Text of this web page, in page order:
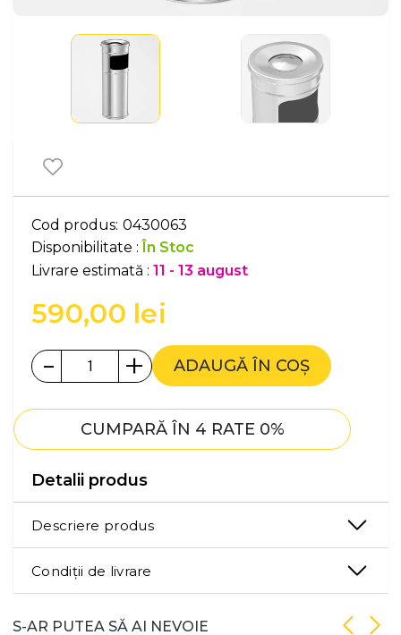
Cod produs: 0430063
Disponibilitate :În Stoc
Livrare estimată : 11 - 13 august
590,00 lei
- + ADAUGĂ ÎN COȘ
CUMPARĂ ÎN 4 RATE 0%
Detalii produs
Descriere produs
Condiții de livrare
S-AR PUTEA SĂ AI NEVOIE